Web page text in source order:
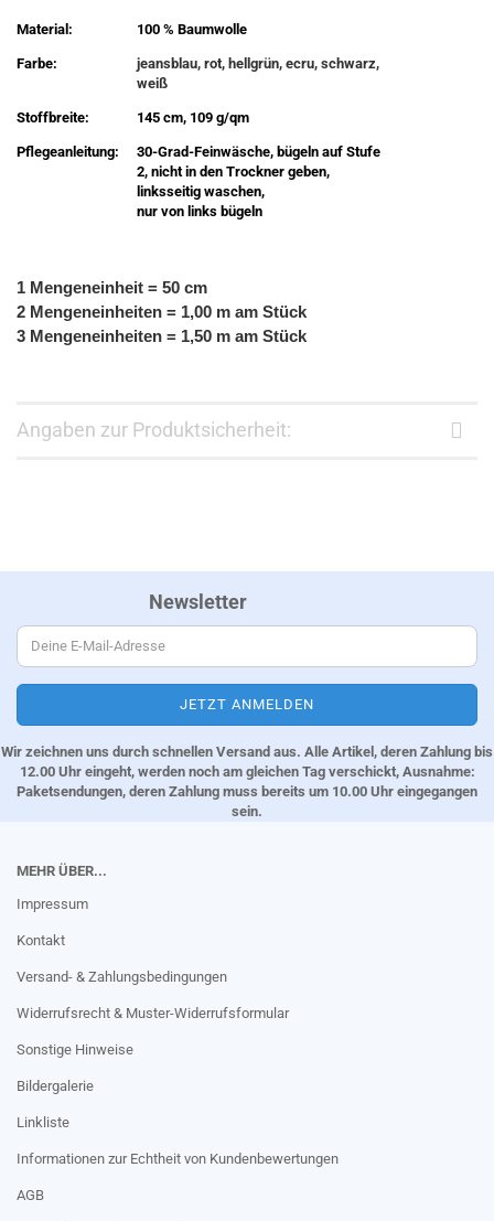
Material: 100 % Baumwolle
Farbe:
jeansblau, rot, hellgrün, ecru, schwarz,
weiß
Stoffbreite: 145 cm, 109 g/qm
Pflegeanleitung:
30-Grad-Feinwäsche, bügeln auf Stufe
2, nicht in den Trockner geben,
linksseitig waschen,
nur von links bügeln
1 Mengeneinheit = 50 cm
2 Mengeneinheiten = 1,00 m am Stück
3 Mengeneinheiten = 1,50 m am Stück
Angaben zur Produktsicherheit:
Newsletter
Wir zeichnen uns durch schnellen Versand aus. Alle Artikel, deren Zahlung bis
12.00 Uhr eingeht, werden noch am gleichen Tag verschickt, Ausnahme:
Paketsendungen, deren Zahlung muss bereits um 10.00 Uhr eingegangen
sein.
MEHR ÜBER...
Impressum
Kontakt
Versand- & Zahlungsbedingungen
Widerrufsrecht & Muster-Widerrufsformular
Sonstige Hinweise
Bildergalerie
Linkliste
Informationen zur Echtheit von Kundenbewertungen
AGB